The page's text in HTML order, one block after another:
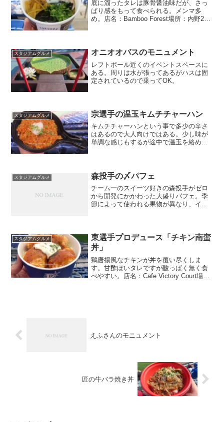
底に溜ったタレは豚骨醤油味だが、さっ
ぱり感をもって食べられる。メンマ多
め。店名：Bamboo Forest場所：内野2階
スタジアムグルメ オニオオバスのモニュメント
レフトポール近くのイベントスペースに
ある。周りは水が張ってあるがハスは固
定されているので乗ってOK。
スタジアムグルメ 宗選手の温玉キムチチャーハン
キムチチャーハンという事で多少の辛さ
はあるので大人向けではある。少し味が
単調な感じもするが途中で温玉を絡める
スタジアムグルメ 森投手の〆パフェ
チーム一のスイーツ好きの森投手がゼロ
から開発にかかわった大盛りパフェ。季
節によって使われる果物が異なり、イチ
スタジアムグルメ
東選手プロデュース「チキン南蛮
丼」
鶏唐揚風なチキンが丼を覆い尽くしま
す。甘酢ぽいタレですが酸っばく無く食
べやすい。店名：Cafe Victory Court場
えふさんのモニュメント
匠の牛バラ焼き丼